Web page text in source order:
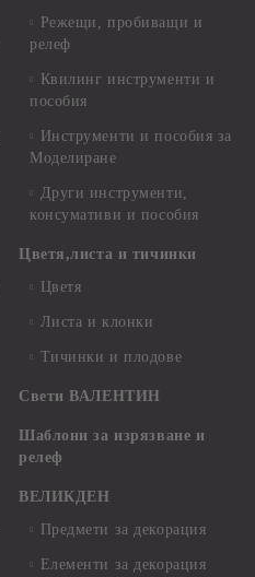
Режещи, пробиващи и
релеф
Квилинг инструменти и
пособия
Инструменти и пособия за
Моделиране
Други инструменти,
консумативи и пособия
Цветя,листа и тичинки
Цветя
Листа и клонки
Тичинки и плодове
Свети ВАЛЕНТИН
Шаблони за изрязване и
релеф
ВЕЛИКДЕН
Предмети за декорация
Елементи за декорация